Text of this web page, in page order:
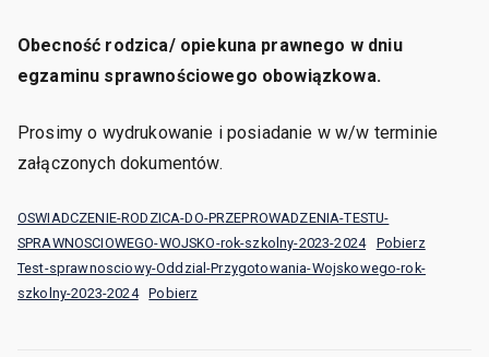
Obecność rodzica/ opiekuna prawnego w dniu
egzaminu sprawnościowego obowiązkowa.
Prosimy o wydrukowanie i posiadanie w w/w terminie
załączonych dokumentów.
OSWIADCZENIE-RODZICA-DO-PRZEPROWADZENIA-TESTU-
SPRAWNOSCIOWEGO-WOJSKO-rok-szkolny-2023-2024
Pobierz
Test-sprawnosciowy-Oddzial-Przygotowania-Wojskowego-rok-
szkolny-2023-2024
Pobierz